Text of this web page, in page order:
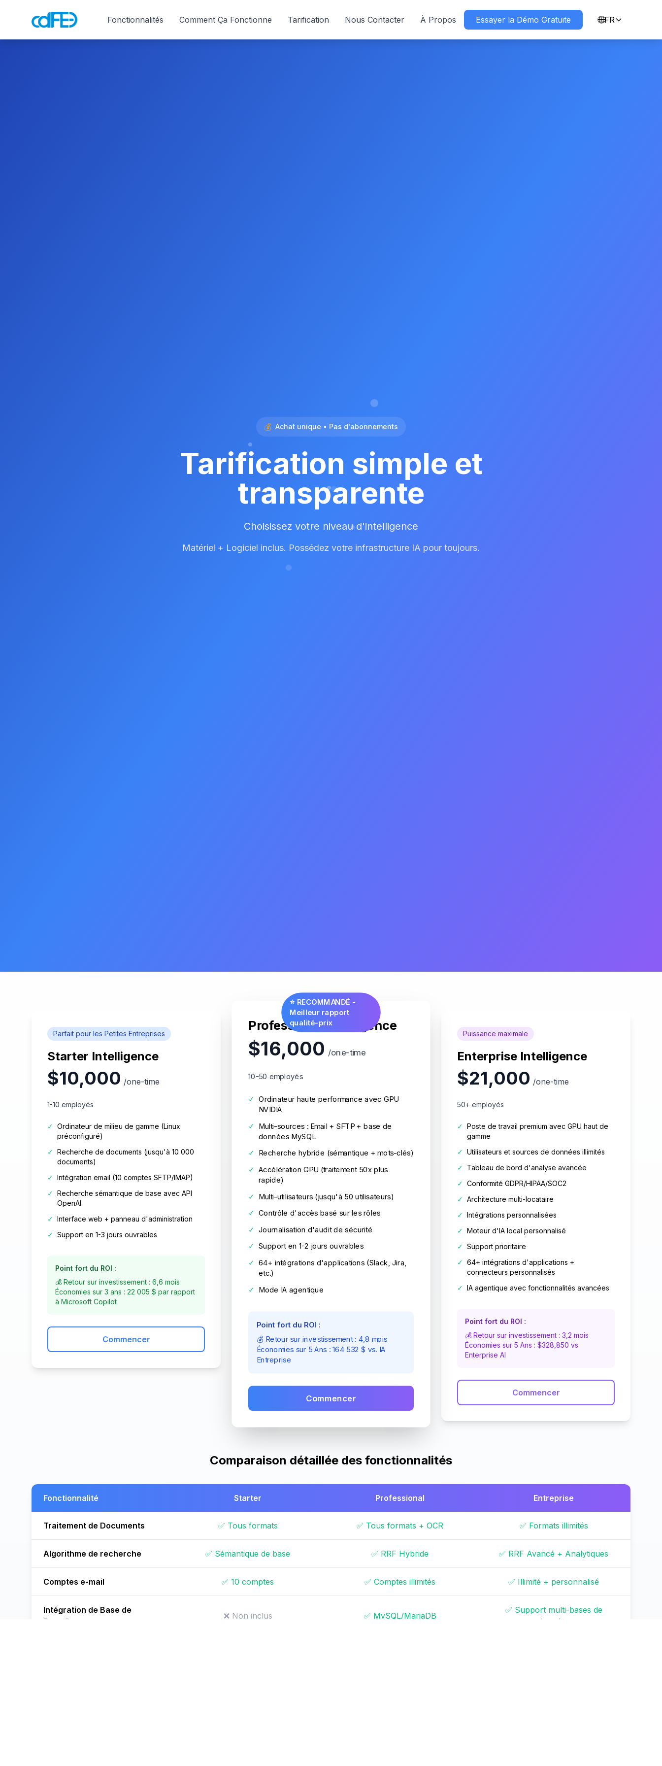
Fonctionnalités Comment Ça Fonctionne Tarification Nous Contacter À Propos Essayer la Démo Gratuite 🌐FR
💰 Achat unique • Pas d'abonnements
Tarification simple et
transparente
Choisissez votre niveau d'intelligence
Matériel + Logiciel inclus. Possédez votre infrastructure IA pour toujours.
Parfait pour les Petites Entreprises
Starter Intelligence
$10,000 /one-time
1-10 employés
✓ Ordinateur de milieu de gamme (Linux
préconfiguré)
✓ Recherche de documents (jusqu'à 10 000
documents)
✓ Intégration email (10 comptes SFTP/IMAP)
✓ Recherche sémantique de base avec API
OpenAI
✓ Interface web + panneau d'administration
✓ Support en 1-3 jours ouvrables
Point fort du ROI :
💰 Retour sur investissement : 6,6 mois
Économies sur 3 ans : 22 005 $ par rapport
à Microsoft Copilot
Commencer
⭐ RECOMMANDÉ -
Meilleur rapport
qualité-prix
Professional Intelligence
$16,000 /one-time
10-50 employés
✓
Ordinateur haute performance avec GPU
NVIDIA
✓
Multi-sources : Email + SFTP + base de
données MySQL
✓
Recherche hybride (sémantique + mots-clés)
✓
Accélération GPU (traitement 50x plus
rapide)
✓ Multi-utilisateurs (jusqu'à 50 utilisateurs)
✓ Contrôle d'accès basé sur les rôles
✓ Journalisation d'audit de sécurité
✓
Support en 1-2 jours ouvrables
✓
64+ intégrations d'applications (Slack, Jira,
etc.)
✓ Mode IA agentique
Point fort du ROI :
💰 Retour sur investissement : 4,8 mois
Économies sur 5 Ans : 164 532 $ vs. IA
Entreprise
Commencer
Puissance maximale
Enterprise Intelligence
$21,000 /one-time
50+ employés
✓ Poste de travail premium avec GPU haut de
gamme
✓ Utilisateurs et sources de données illimités
✓
Tableau de bord d'analyse avancée
✓ Conformité GDPR/HIPAA/SOC2
✓ Architecture multi-locataire
✓ Intégrations personnalisées
✓ Moteur d'IA local personnalisé
✓ Support prioritaire
✓ 64+ intégrations d'applications +
connecteurs personnalisés
✓ IA agentique avec fonctionnalités avancées
Point fort du ROI :
💰 Retour sur investissement : 3,2 mois
Économies sur 5 Ans : $328,850 vs.
Enterprise AI
Commencer
Comparaison détaillée des fonctionnalités
Fonctionnalité Starter Professional Entreprise
Traitement de Documents ✅ Tous formats ✅ Tous formats + OCR ✅ Formats illimités
Algorithme de recherche ✅ Sémantique de base ✅ RRF Hybride ✅ RRF Avancé + Analytiques
Comptes e-mail ✅ 10 comptes ✅ Comptes illimités ✅ Illimité + personnalisé
Intégration de Base de
Données
❌ Non inclus ✅ MySQL/MariaDB
✅ Support multi-bases de
données